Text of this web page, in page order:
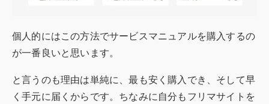
個人的にはこの方法でサービスマニュアルを購入するの
が一番良いと思います。
と言うのも理由は単純に、最も安く購入でき、そして早
く手元に届くからです。ちなみに自分もフリマサイトを